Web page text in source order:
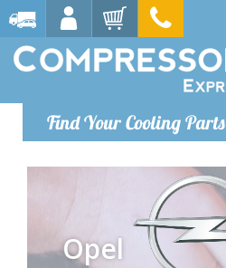
Find Your Cooling Parts
Opel